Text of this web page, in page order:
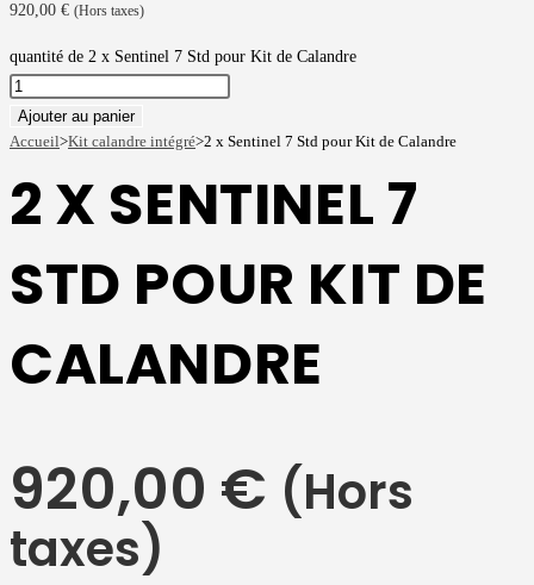
920,00 € (Hors taxes)
quantité de 2 x Sentinel 7 Std pour Kit de Calandre
Ajouter au panier
Accueil>Kit calandre intégré>2 x Sentinel 7 Std pour Kit de Calandre
2 X SENTINEL 7
STD POUR KIT DE
CALANDRE
920,00 € (Hors
taxes)